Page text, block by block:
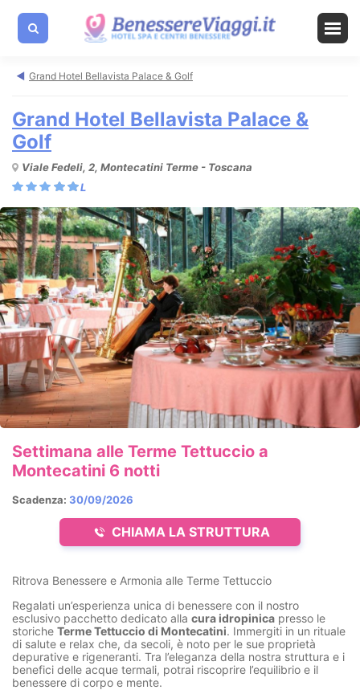
Grand Hotel Bellavista Palace & Golf
Grand Hotel Bellavista Palace &
Golf
Viale Fedeli, 2, Montecatini Terme - Toscana
CHIAMA LA STRUTTURA
Scadenza: 30/09/2026
Settimana alle Terme Tettuccio a
Montecatini 6 notti
Ritrova Benessere e Armonia alle Terme Tettuccio
Regalati un’esperienza unica di benessere con il nostro
esclusivo pacchetto dedicato alla cura idropinica presso le
storiche Terme Tettuccio di Montecatini. Immergiti in un rituale
di salute e relax che, da secoli, è noto per le sue proprietà
depurative e rigeneranti. Tra l’eleganza della nostra struttura e i
benefici delle acque termali, potrai riscoprire l’equilibrio e il
benessere di corpo e mente.